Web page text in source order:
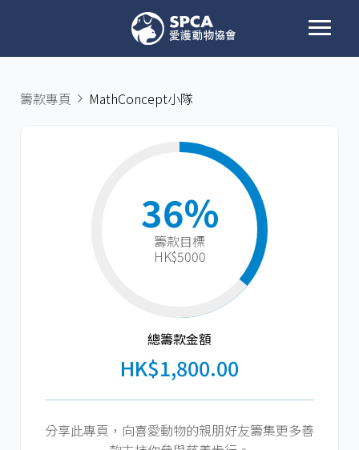
籌款專頁 MathConcept小隊
36%
籌款目標​
HK$5000
總籌款金額​
HK$1,800.00
分享此專頁，向喜愛動物的親朋好友籌集更多善